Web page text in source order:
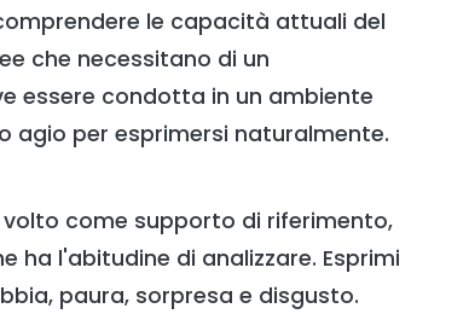
le capacità attuali del
che necessitano di un
essere condotta in un ambiente
agio per esprimersi naturalmente.
come supporto di riferimento,
ha l'abitudine di analizzare. Esprimi
paura, sorpresa e disgusto.